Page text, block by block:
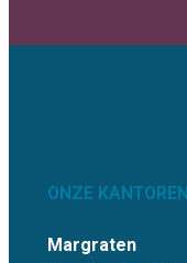
ONZE KANTOREN
Margraten